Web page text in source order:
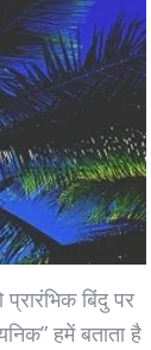
बिंदु पर
हमें बताता है